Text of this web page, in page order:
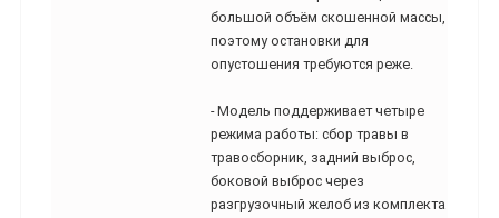
большой объём скошенной массы,
поэтому остановки для
опустошения требуются реже.
- Модель поддерживает четыре
режима работы: сбор травы в
травосборник, задний выброс,
боковой выброс через
разгрузочный желоб из комплекта